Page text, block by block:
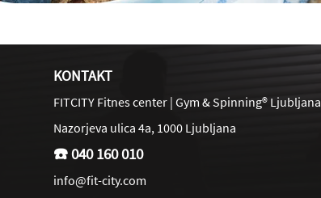
KONTAKT
FITCITY Fitnes center | Gym & Spinning® Ljubljana
Nazorjeva ulica 4a, 1000 Ljubljana
☎️040 160 010
info@fit-city.com